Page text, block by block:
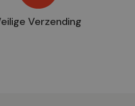
Verzending